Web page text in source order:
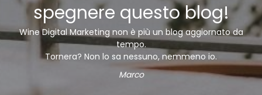
spegnere questo blog!
Wine Digital Marketing non è più un blog aggiornato da
tempo.
Tornera? Non lo sa nessuno, nemmeno io.
Marco